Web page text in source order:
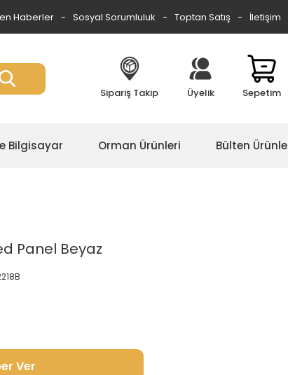
Haberler Sosyal Sorumluluk Toptan Satış İletişim
Sipariş Takip Üyelik Sepetim
Bilgisayar Orman Ürünleri Bülten
Panel Beyaz
Ver